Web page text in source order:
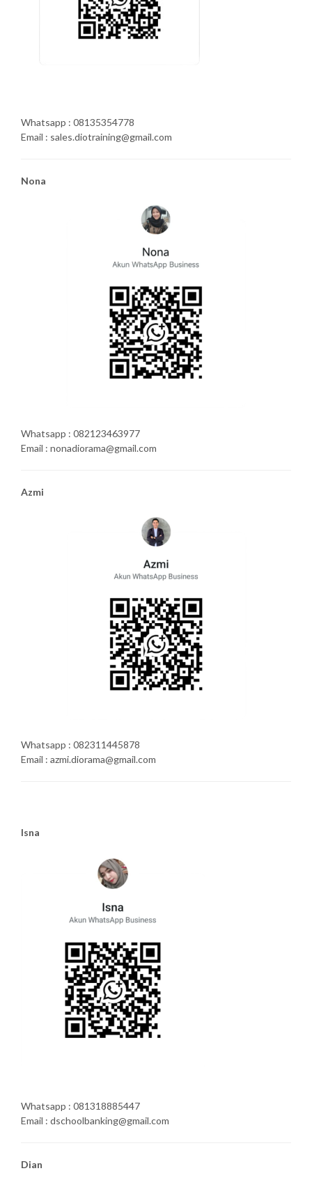
Whatsapp : 08135354778
Email : sales.diotraining@gmail.com
Nona
Whatsapp : 082123463977
Email : nonadiorama@gmail.com
Azmi
Whatsapp : 082311445878
Email : azmi.diorama@gmail.com
Isna
Whatsapp : 081318885447
Email : dschoolbanking@gmail.com
Dian